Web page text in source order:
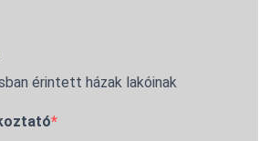
érintett házak lakóinak